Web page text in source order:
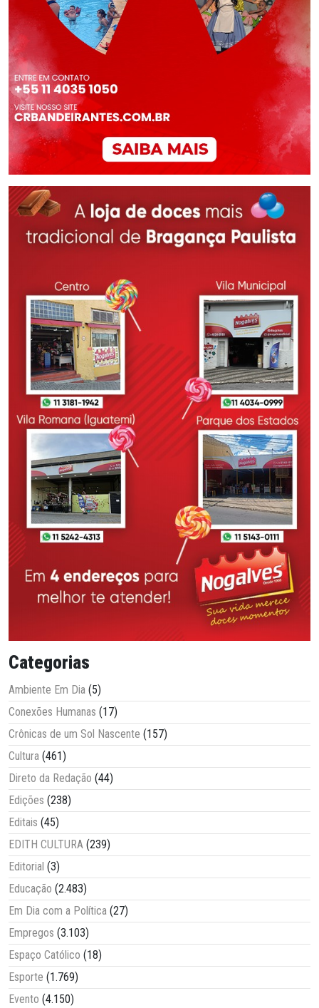
Categorias
Ambiente Em Dia (5)
Conexões Humanas (17)
Crônicas de um Sol Nascente (157)
Cultura (461)
Direto da Redação (44)
Edições (238)
Editais (45)
EDITH CULTURA (239)
Editorial (3)
Educação (2.483)
Em Dia com a Política (27)
Empregos (3.103)
Espaço Católico (18)
Esporte (1.769)
Evento (4.150)